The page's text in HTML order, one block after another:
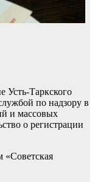
Усть-Таркского
по надзору в
и массовых
о регистрации